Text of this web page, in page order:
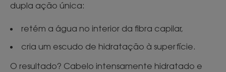
dupla ação única:
retém a água no interior da fibra capilar,
cria um escudo de hidratação à superfície.
O resultado? Cabelo intensamente hidratado e